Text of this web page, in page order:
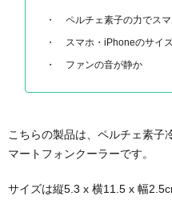
ペルチェ素子の力でス
スマホ・iPhoneのサイ
ファンの音が静か
こちらの製品は、ペルチェ素子
マートフォンクーラーです。
サイズは縦5.3 x 横11.5 x 幅